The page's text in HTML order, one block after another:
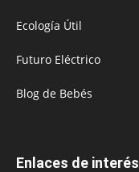
Ecología Útil
Futuro Eléctrico
Blog de Bebés
Enlaces de interés